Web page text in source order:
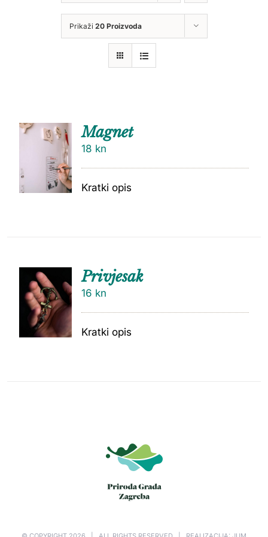
Prikaži 20 Proizvoda
DODAJ
Magnet
18 kn
Kratki opis
DODAJ
U
KOŠARI
CU
Privjesak
16 kn
Kratki opis